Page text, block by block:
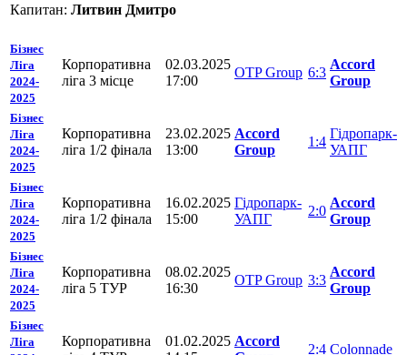
Капитан: Литвин Дмитро
Бізнес
Ліга
2024-
2025
Корпоративна
ліга 3 місце
02.03.2025
17:00
OTP Group 6:3
Accord
Group
Бізнес
Ліга
2024-
2025
Корпоративна
ліга 1/2 фінала
23.02.2025
13:00
Accord
Group
1:4
Гідропарк-
УАПГ
Бізнес
Ліга
2024-
2025
Корпоративна
ліга 1/2 фінала
16.02.2025
15:00
Гідропарк-
УАПГ
2:0
Accord
Group
Бізнес
Ліга
2024-
2025
Корпоративна
ліга 5 ТУР
08.02.2025
16:30
OTP Group 3:3
Accord
Group
Бізнес
Ліга
Корпоративна
01.02.2025 Accord
2:4 Colonnade